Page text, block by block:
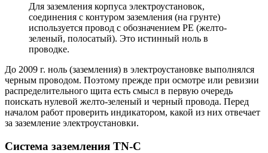
Для заземления корпуса электроустановок,
соединения с контуром заземления (на грунте)
используется провод с обозначением РЕ (желто-
зеленый, полосатый). Это истинный ноль в
проводке.
До 2009 г. ноль (заземления) в электроустановке выполнялся
черным проводом. Поэтому прежде при осмотре или ревизии
распределительного щита есть смысл в первую очередь
поискать нулевой желто-зеленый и черный провода. Перед
началом работ проверить индикатором, какой из них отвечает
за заземление электроустановки.
Система заземления TN-C